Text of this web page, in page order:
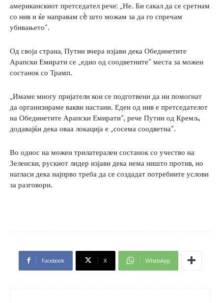
американскиот претседател рече: „Не. Би сакал да се сретнам
со нив и ќе направам сè што можам за да го спречам
убивањето“.
Од своја страна, Путин вчера изјави дека Обединетите
Арапски Емирати се „едно од соодветните“ места за можен
состанок со Трамп.
„Имаме многу пријатели кои се подготвени да ни помогнат
да организираме вакви настани. Еден од нив е претседателот
на Обединетите Арапски Емирати“, рече Путин од Кремљ,
додавајќи дека оваа локација е „сосема соодветна“.
Во однос на можен трилатерален состанок со учество на
Зеленски, рускиот лидер изјави дека нема ништо против, но
нагласи дека најпрво треба да се создадат потребните услови
за разговори.
Facebook X WhatsApp